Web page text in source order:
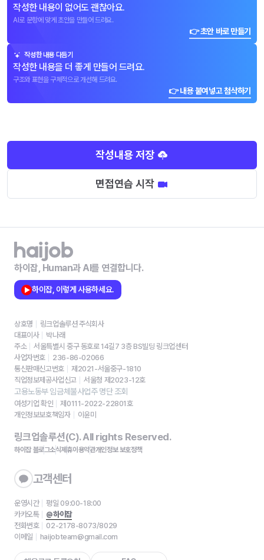
작성한 내용이 없어도 괜찮아요.
AI로 문항에 맞게 초안을 만들어 드려요.
👉 초안 바로 만들기
작성한 내용 다듬기
작성한 내용을 더 좋게 만들어 드려요.
구조와 표현을 구체적으로 개선해 드려요.
👉 내용 붙여넣고 첨삭하기
작성내용 저장
면접연습 시작
하이잡, Human과 AI를 연결합니다.
하이잡, 이렇게 사용하세요.
상호명
링크업솔루션 주식회사
대표이사
박나래
주소
서울특별시 중구 동호로 14길7 3층 BS빌딩 링크업센터
사업자번호
236-86-02066
통신판매신고번호
제2021-서울중구-1810
직업정보제공사업신고
서울청 제2023-12호
고용노동부 임금체불사업주 명단 조회
여성기업 확인
제0111-2022-22801호
개인정보보호책임자
이윤미
링크업솔루션(C). All rights Reserved.
하이잡 블로그소식제휴이용약관개인정보 보호정책
고객센터
운영시간
평일 09:00-18:00
카카오톡
@하이잡
전화번호
02-2178-8073/8029
이메일
haijobteam@gmail.com